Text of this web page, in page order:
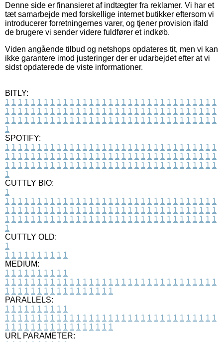
Denne side er finansieret af indtægter fra reklamer. Vi har et
tæt samarbejde med forskellige internet butikker eftersom vi
introducerer forretningernes varer, og tjener provision ifald
de brugere vi sender videre fuldfører et indkøb.
Viden angående tilbud og netshops opdateres tit, men vi kan
ikke garantere imod justeringer der er udarbejdet efter at vi
sidst opdaterede de viste informationer.
BITLY:
1 1 1 1 1 1 1 1 1 1 1 1 1 1 1 1 1 1 1 1 1 1 1 1 1 1 1 1 1 1 1 1 1
1 1 1 1 1 1 1 1 1 1 1 1 1 1 1 1 1 1 1 1 1 1 1 1 1 1 1 1 1 1 1 1 1
1 1 1 1 1 1 1 1 1 1 1 1 1 1 1 1 1 1 1 1 1 1 1 1 1 1 1 1 1 1 1 1 1
1
SPOTIFY:
1 1 1 1 1 1 1 1 1 1 1 1 1 1 1 1 1 1 1 1 1 1 1 1 1 1 1 1 1 1 1 1 1
1 1 1 1 1 1 1 1 1 1 1 1 1 1 1 1 1 1 1 1 1 1 1 1 1 1 1 1 1 1 1 1 1
1 1 1 1 1 1 1 1 1 1 1 1 1 1 1 1 1 1 1 1 1 1 1 1 1 1 1 1 1 1 1 1 1
1
CUTTLY BIO:
1
1 1 1 1 1 1 1 1 1 1 1 1 1 1 1 1 1 1 1 1 1 1 1 1 1 1 1 1 1 1 1 1 1
1 1 1 1 1 1 1 1 1 1 1 1 1 1 1 1 1 1 1 1 1 1 1 1 1 1 1 1 1 1 1 1 1
1 1 1 1 1 1 1 1 1 1 1 1 1 1 1 1 1 1 1 1 1 1 1 1 1 1 1 1 1 1 1 1 1
1
CUTTLY OLD:
1
1 1 1 1 1 1 1 1 1 1
MEDIUM:
1 1 1 1 1 1 1 1 1 1
1 1 1 1 1 1 1 1 1 1 1 1 1 1 1 1 1 1 1 1 1 1 1 1 1 1 1 1 1 1 1 1 1
1 1 1 1 1 1 1 1 1 1 1 1 1 1 1 1 1
PARALLELS:
1 1 1 1 1 1 1 1 1 1
1 1 1 1 1 1 1 1 1 1 1 1 1 1 1 1 1 1 1 1 1 1 1 1 1 1 1 1 1 1 1 1 1
1 1 1 1 1 1 1 1 1 1 1 1 1 1 1 1 1
URL PARAMETER: